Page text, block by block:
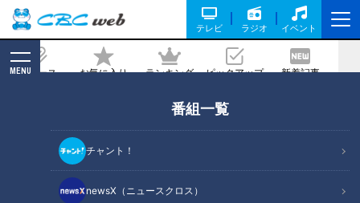
テレビ ラジオ イベント
ニュース お気に入り ランキング ピックアップ 新着記事
MENU
番組一覧
チャント！
newsX（ニュースクロス）
オープン！新メニュー開発までの道のり
に密着！テレビ初出し情報は見逃せない
2024/12/07 06:03